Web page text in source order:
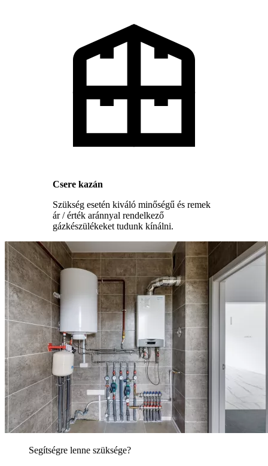
Csere kazán
Szükség esetén kiváló minőségű és remek
ár / érték aránnyal rendelkező
gázkészülékeket tudunk kínálni.
Segítségre lenne szüksége?